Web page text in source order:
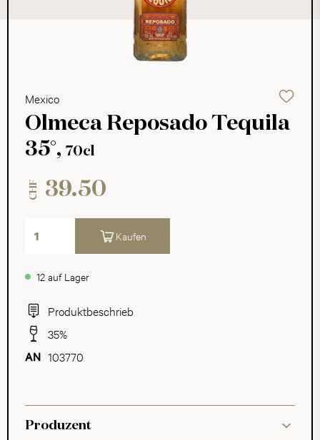
Mexico
Olmeca Reposado Tequila
35°, 70cl
Produktbeschrieb
35%
103770
12 auf Lager
CHF 39.50
Kaufen
Produzent